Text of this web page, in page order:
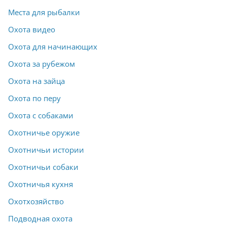
Места для рыбалки
Охота видео
Охота для начинающих
Охота за рубежом
Охота на зайца
Охота по перу
Охота с собаками
Охотничье оружие
Охотничьи истории
Охотничьи собаки
Охотничья кухня
Охотхозяйство
Подводная охота